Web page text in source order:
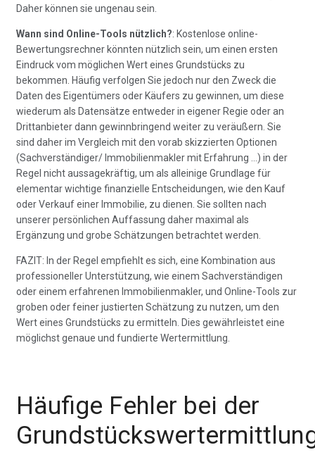
Daher können sie ungenau sein.
Wann sind Online-Tools nützlich?: Kostenlose online-
Bewertungsrechner könnten nützlich sein, um einen ersten
Eindruck vom möglichen Wert eines Grundstücks zu
bekommen. Häufig verfolgen Sie jedoch nur den Zweck die
Daten des Eigentümers oder Käufers zu gewinnen, um diese
wiederum als Datensätze entweder in eigener Regie oder an
Drittanbieter dann gewinnbringend weiter zu veräußern. Sie
sind daher im Vergleich mit den vorab skizzierten Optionen
(Sachverständiger/ Immobilienmakler mit Erfahrung …) in der
Regel nicht aussagekräftig, um als alleinige Grundlage für
elementar wichtige finanzielle Entscheidungen, wie den Kauf
oder Verkauf einer Immobilie, zu dienen. Sie sollten nach
unserer persönlichen Auffassung daher maximal als
Ergänzung und grobe Schätzungen betrachtet werden.
FAZIT: In der Regel empfiehlt es sich, eine Kombination aus
professioneller Unterstützung, wie einem Sachverständigen
oder einem erfahrenen Immobilienmakler, und Online-Tools zur
groben oder feiner justierten Schätzung zu nutzen, um den
Wert eines Grundstücks zu ermitteln. Dies gewährleistet eine
möglichst genaue und fundierte Wertermittlung.
Häufige Fehler bei der